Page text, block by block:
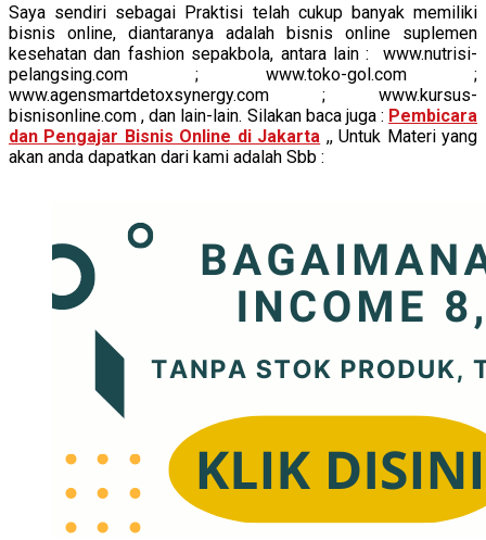
Saya sendiri sebagai Praktisi telah cukup banyak memiliki
bisnis online, diantaranya adalah bisnis online suplemen
kesehatan dan fashion sepakbola, antara lain : www.nutrisi-
pelangsing.com ; www.toko-gol.com ;
www.agensmartdetoxsynergy.com ; www.kursus-
bisnisonline.com , dan lain-lain. Silakan baca juga : Pembicara
dan Pengajar Bisnis Online di Jakarta ,, Untuk Materi yang
akan anda dapatkan dari kami adalah Sbb :